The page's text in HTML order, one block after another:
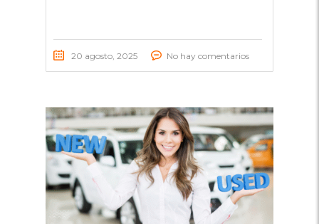
20 agosto, 2025 No hay comentarios